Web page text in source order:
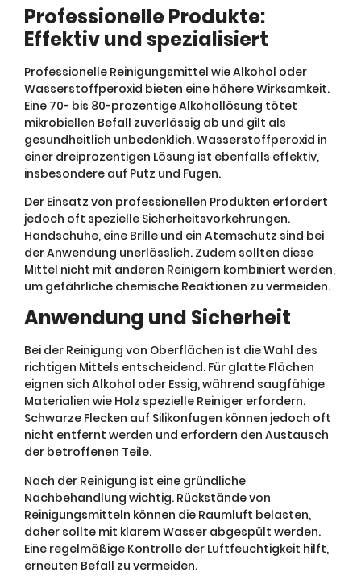
Professionelle Produkte:
Effektiv und spezialisiert
Professionelle Reinigungsmittel wie Alkohol oder
Wasserstoffperoxid bieten eine höhere Wirksamkeit.
Eine 70- bis 80-prozentige Alkohollösung tötet
mikrobiellen Befall zuverlässig ab und gilt als
gesundheitlich unbedenklich. Wasserstoffperoxid in
einer dreiprozentigen Lösung ist ebenfalls effektiv,
insbesondere auf Putz und Fugen.
Der Einsatz von professionellen Produkten erfordert
jedoch oft spezielle Sicherheitsvorkehrungen.
Handschuhe, eine Brille und ein Atemschutz sind bei
der Anwendung unerlässlich. Zudem sollten diese
Mittel nicht mit anderen Reinigern kombiniert werden,
um gefährliche chemische Reaktionen zu vermeiden.
Anwendung und Sicherheit
Bei der Reinigung von Oberflächen ist die Wahl des
richtigen Mittels entscheidend. Für glatte Flächen
eignen sich Alkohol oder Essig, während saugfähige
Materialien wie Holz spezielle Reiniger erfordern.
Schwarze Flecken auf Silikonfugen können jedoch oft
nicht entfernt werden und erfordern den Austausch
der betroffenen Teile.
Nach der Reinigung ist eine gründliche
Nachbehandlung wichtig. Rückstände von
Reinigungsmitteln können die Raumluft belasten,
daher sollte mit klarem Wasser abgespült werden.
Eine regelmäßige Kontrolle der Luftfeuchtigkeit hilft,
erneuten Befall zu vermeiden.